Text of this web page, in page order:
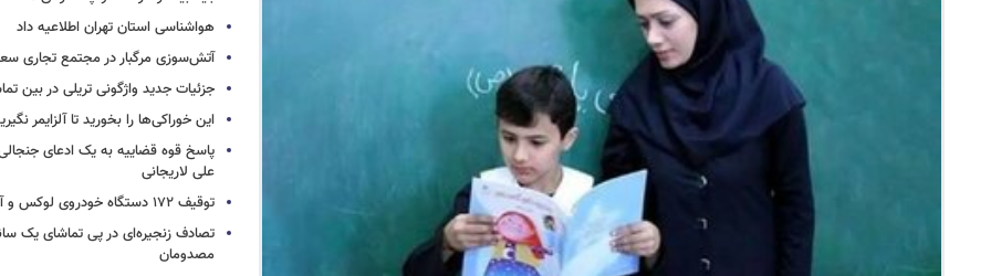
هواشناسی استان تهران اطلاعیه داد
آتش‌سوزی مرگبار در مجتمع تجاری
جزئیات جدید واژگونی تریلی در بین
این خوراکی‌ها را بخورید تا آلزایمر
پاسخ قوه قضاییه به یک ادعای
علی لاریجانی
توقیف ۱۷۲ دستگاه خودروی لوکس و آپارتمان
تصادف زنجیره‌ای در پی تماشای یک
مصدومان